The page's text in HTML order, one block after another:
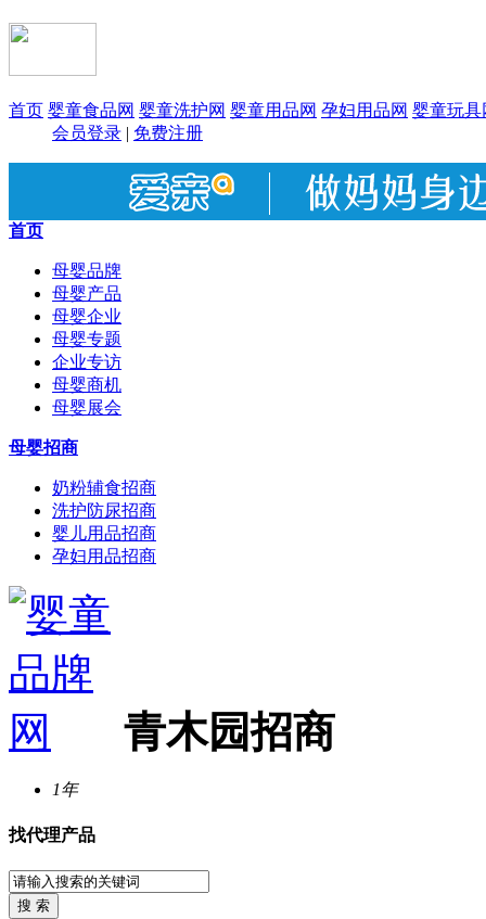
首页 婴童食品网 婴童洗护网 婴童用品网 孕妇用品网 婴童玩具
会员登录 | 免费注册
首页
母婴品牌
母婴产品
母婴企业
母婴专题
企业专访
母婴商机
母婴展会
母婴招商
奶粉辅食招商
洗护防尿招商
婴儿用品招商
孕妇用品招商
青木园招商
1年
找代理产品